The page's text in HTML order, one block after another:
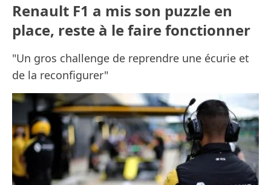
Renault F1 a mis son puzzle en
place, reste à le faire fonctionner
"Un gros challenge de reprendre une écurie et
de la reconfigurer"